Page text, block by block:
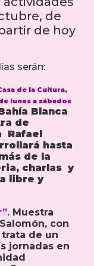
de
de hoy
serán:
de la Cultura,
lunes a sábados
Blanca
de
Rafael
hasta
de la
charlas y
libre y
Muestra
con
de un
jornadas en